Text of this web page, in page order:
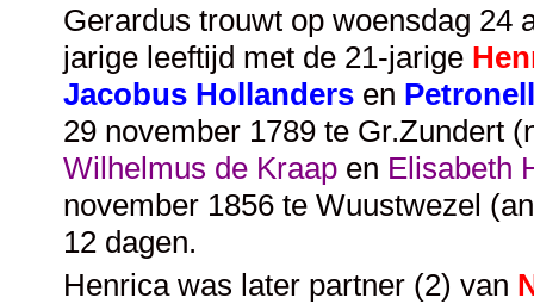
Gerardus trouwt op woensdag 24
jarige leeftijd met de 21-jarige
Jacobus Hollandersen
29 november 1789 te Gr.Zundert
Wilhelmus de Kraapen Elisabeth
november 1856 te Wuustwezel
12 dagen.
Henrica was later partner (2) van